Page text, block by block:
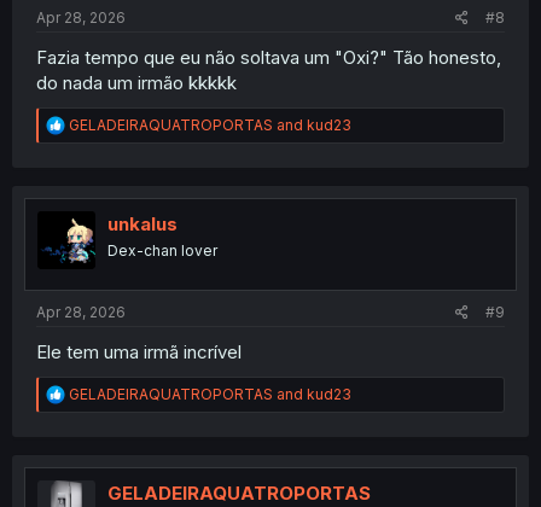
Apr 28, 2026 #8
Fazia tempo que eu não soltava um "Oxi?" Tão honesto,
do nada um irmão kkkkk
R
e
t
o
n
GELADEIRAQUATROPORTAS and kud23
unkalus
Dex-chan lover
Apr 28, 2026 #9
Ele tem uma irmã incrível
R
e
t
i
GELADEIRAQUATROPORTAS and kud23
GELADEIRAQUATROPORTAS